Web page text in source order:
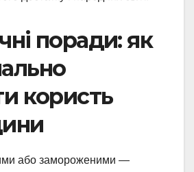
поради: як
користь
або замороженими —